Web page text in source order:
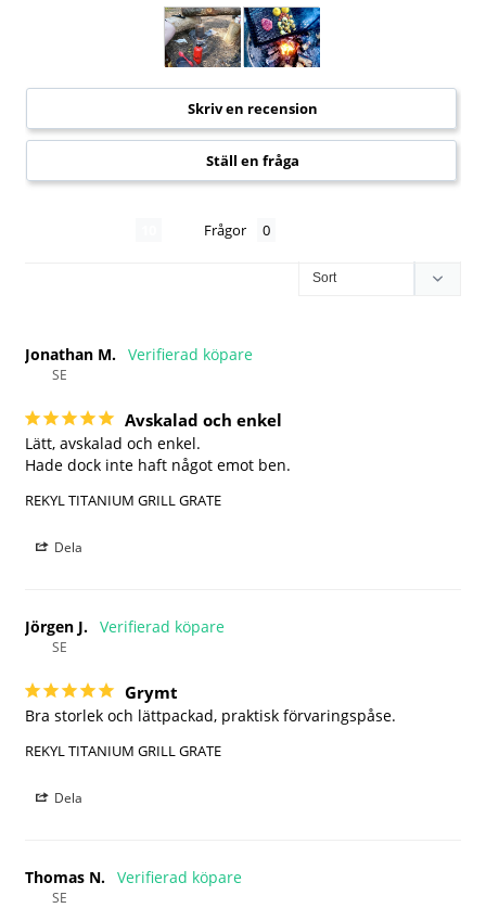
Skriv en recension
Ställ en fråga
Frågor
Jonathan M.
SE
Avskalad och enkel
Lätt, avskalad och enkel.
Hade dock inte haft något emot ben.
REKYL TITANIUM GRILL GRATE
Dela
Jörgen J.
SE
Grymt
Bra storlek och lättpackad, praktisk förvaringspåse.
REKYL TITANIUM GRILL GRATE
Dela
Thomas N.
SE